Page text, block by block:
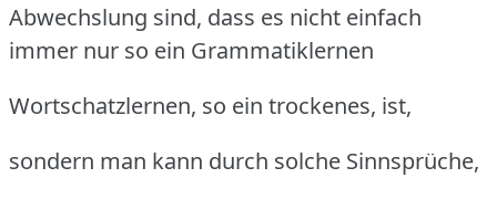
Abwechslung sind, dass es nicht einfach
immer nur so ein Grammatiklernen
Wortschatzlernen, so ein trockenes, ist,
sondern man kann durch solche Sinnsprüche,